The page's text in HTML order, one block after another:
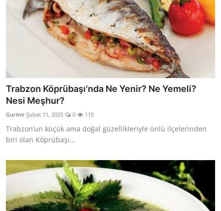
Trabzon Köprübaşı'nda Ne Yenir? Ne Yemeli?
Nesi Meşhur?
Gurme Şubat 11, 2025 0 115
Trabzon’un küçük ama doğal güzellikleriyle ünlü ilçelerinden
biri olan Köprübaşı...